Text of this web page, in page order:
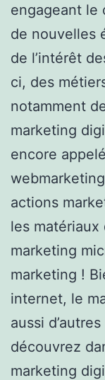
engageant le
de nouvelles
de l’intérêt
ci, des
notamment
marketing
encore
actions
les
marketing
marketing !
internet, le
aussi
découvrez
marketing